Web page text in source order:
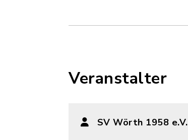
Veranstalter
SV Wörth 1958 e.V.